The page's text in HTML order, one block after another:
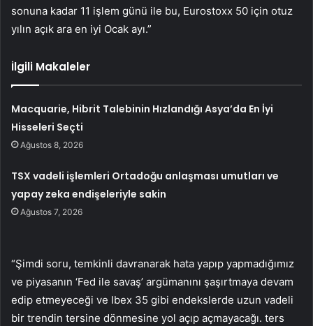
sonuna kadar 11 işlem günü ile bu, Eurostoxx 50 için otuz
yılın açık ara en iyi Ocak ayı.”
İlgili Makaleler
Macquarie, Hibrit Talebinin Hızlandığı Asya’da En İyi
Hisseleri Seçti
Ağustos 8, 2026
TSX vadeli işlemleri Ortadoğu anlaşması umutları ve
yapay zeka endişeleriyle sakin
Ağustos 7, 2026
“Şimdi soru, temkinli davranarak hata yapıp yapmadığımız
ve piyasanın ‘Fed ile savaş’ argümanını şaşırtmaya devam
edip etmeyeceği ve Ibex 35 gibi endekslerde uzun vadeli
bir trendin tersine dönmesine yol açıp açmayacağı. ters